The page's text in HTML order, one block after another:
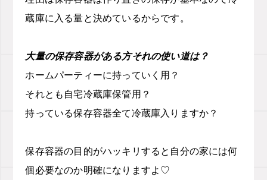
蔵庫に入る量と決めているからです。
大量の保存容器がある方それの使い道は？
ホームパーティーに持っていく用？
それとも自宅冷蔵庫保管用？
持っている保存容器全て冷蔵庫入りますか？
保存容器の目的がハッキリすると自分の家には何
個必要なのか明確になりますよ♡